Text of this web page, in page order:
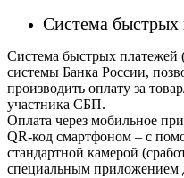
Система
Система быстрых платежей
системы Банка России,
производить оплату за
участника СБП.
Оплата через мобильное
QR-код смартфоном – с
стандартной камерой
специальным приложением